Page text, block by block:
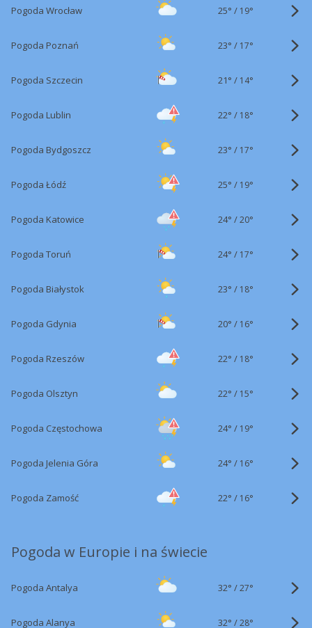
Pogoda Wrocław 25° / 19°
Pogoda Poznań 23° / 17°
Pogoda Szczecin 21° / 14°
Pogoda Lublin 22° / 18°
Pogoda Bydgoszcz 23° / 17°
Pogoda Łódź 25° / 19°
Pogoda Katowice 24° /20°
Pogoda Toruń 24° / 17°
Pogoda Białystok 23° / 18°
Pogoda Gdynia 20° / 16°
Pogoda Rzeszów 22° / 18°
Pogoda Olsztyn 22° / 15°
Pogoda Częstochowa 24° / 19°
Pogoda Jelenia Góra 24° / 16°
Pogoda Zamość 22° / 16°
Pogoda w Europie i na świecie
Pogoda Antalya 32° /27°
Pogoda Alanya 32° /28°